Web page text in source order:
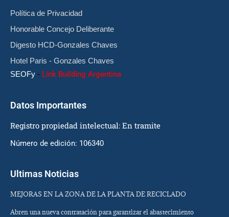
Política de Privacidad
Honorable Concejo Deliberante
Digesto HCD-Gonzales Chaves
Hotel Paris - Gonzales Chaves
SEOFy - Link Building Argentina
Datos Importantes
Registro propiedad intelectual: En tramite
Número de edición: 106340
Ultimas Noticias
MEJORAS EN LA ZONA DE LA PLANTA DE RECICLADO
Abren una nueva contratación para garantizar el abastecimiento